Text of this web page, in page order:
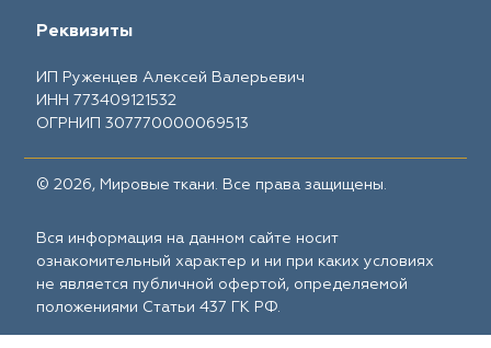
Реквизиты
ИП Руженцев Алексей Валерьевич
ИНН 773409121532
ОГРНИП 307770000069513
© 2026, Мировые ткани. Все права защищены.
Вся информация на данном сайте носит
ознакомительный характер и ни при каких условиях
не является публичной офертой, определяемой
положениями Статьи 437 ГК РФ.